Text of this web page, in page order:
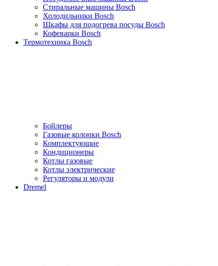
Стиральные машины Bosch
Холодильники Bosch
Шкафы для подогрева посуды Bosch
Кофеварки Bosch
Термотехника Bosch
Бойлеры
Газовые колонки Bosch
Комплектующие
Кондиционеры
Котлы газовые
Котлы электрические
Регуляторы и модули
Dremel